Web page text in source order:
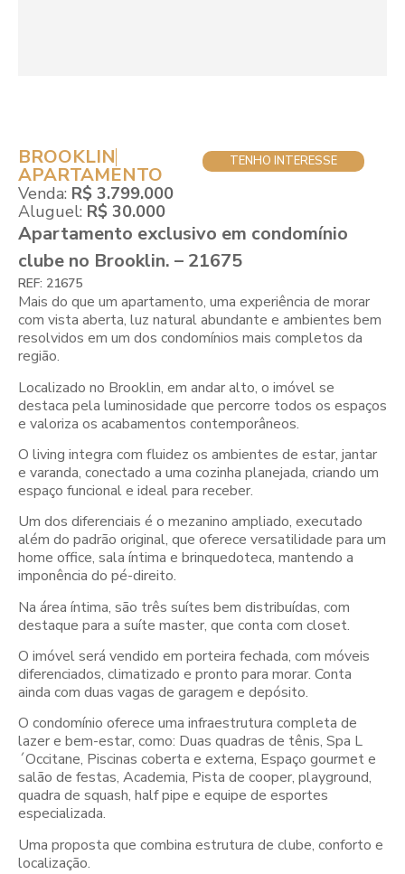
BROOKLIN
APARTAMENTO
Venda: R$ 3.799.000
Aluguel: R$ 30.000
TENHO INTERESSE
Apartamento exclusivo em condomínio
clube no Brooklin. – 21675
REF: 21675
Mais do que um apartamento, uma experiência de morar
com vista aberta, luz natural abundante e ambientes bem
resolvidos em um dos condomínios mais completos da
região.
Localizado no Brooklin, em andar alto, o imóvel se
destaca pela luminosidade que percorre todos os espaços
e valoriza os acabamentos contemporâneos.
O living integra com fluidez os ambientes de estar, jantar
e varanda, conectado a uma cozinha planejada, criando um
espaço funcional e ideal para receber.
Um dos diferenciais é o mezanino ampliado, executado
além do padrão original, que oferece versatilidade para um
home office, sala íntima e brinquedoteca, mantendo a
imponência do pé-direito.
Na área íntima, são três suítes bem distribuídas, com
destaque para a suíte master, que conta com closet.
O imóvel será vendido em porteira fechada, com móveis
diferenciados, climatizado e pronto para morar. Conta
ainda com duas vagas de garagem e depósito.
O condomínio oferece uma infraestrutura completa de
lazer e bem-estar, como: Duas quadras de tênis, Spa L
´Occitane, Piscinas coberta e externa, Espaço gourmet e
salão de festas, Academia, Pista de cooper, playground,
quadra de squash, half pipe e equipe de esportes
especializada.
Uma proposta que combina estrutura de clube, conforto e
localização.